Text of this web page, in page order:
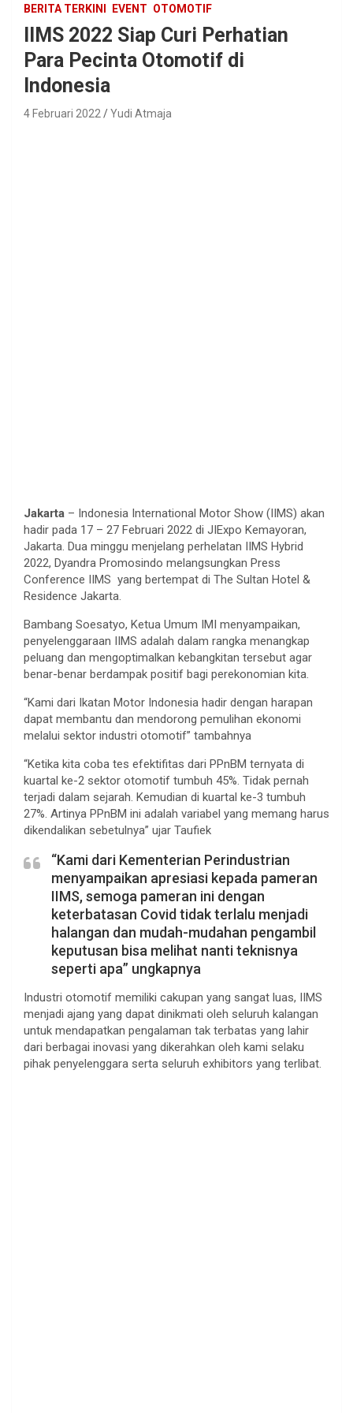
BERITA TERKINI EVENT OTOMOTIF
IIMS 2022 Siap Curi Perhatian
Para Pecinta Otomotif di
Indonesia
4 Februari 2022 Yudi Atmaja
Jakarta – Indonesia International Motor Show (IIMS) akan
hadir pada 17 – 27 Februari 2022 di JIExpo Kemayoran,
Jakarta. Dua minggu menjelang perhelatan IIMS Hybrid
2022, Dyandra Promosindo melangsungkan Press
Conference IIMS yang bertempat di The Sultan Hotel &
Residence Jakarta.
Bambang Soesatyo, Ketua Umum IMI menyampaikan,
penyelenggaraan IIMS adalah dalam rangka menangkap
peluang dan mengoptimalkan kebangkitan tersebut agar
benar-benar berdampak positif bagi perekonomian kita.
“Kami dari Ikatan Motor Indonesia hadir dengan harapan
dapat membantu dan mendorong pemulihan ekonomi
melalui sektor industri otomotif” tambahnya
“Ketika kita coba tes efektifitas dari PPnBM ternyata di
kuartal ke-2 sektor otomotif tumbuh 45%. Tidak pernah
terjadi dalam sejarah. Kemudian di kuartal ke-3 tumbuh
27%. Artinya PPnBM ini adalah variabel yang memang harus
dikendalikan sebetulnya” ujar Taufiek
“Kami dari Kementerian Perindustrian
menyampaikan apresiasi kepada pameran
IIMS, semoga pameran ini dengan
keterbatasan Covid tidak terlalu menjadi
halangan dan mudah-mudahan pengambil
keputusan bisa melihat nanti teknisnya
seperti apa” ungkapnya
Industri otomotif memiliki cakupan yang sangat luas, IIMS
menjadi ajang yang dapat dinikmati oleh seluruh kalangan
untuk mendapatkan pengalaman tak terbatas yang lahir
dari berbagai inovasi yang dikerahkan oleh kami selaku
pihak penyelenggara serta seluruh exhibitors yang terlibat.